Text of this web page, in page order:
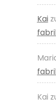
Kai
Kai